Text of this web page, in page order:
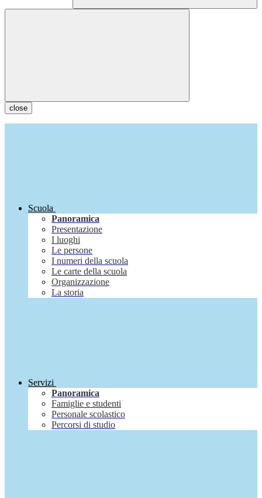
close
Scuola
Panoramica
Presentazione
I luoghi
Le persone
I numeri della scuola
Le carte della scuola
Organizzazione
La storia
Servizi
Panoramica
Famiglie e studenti
Personale scolastico
Percorsi di studio